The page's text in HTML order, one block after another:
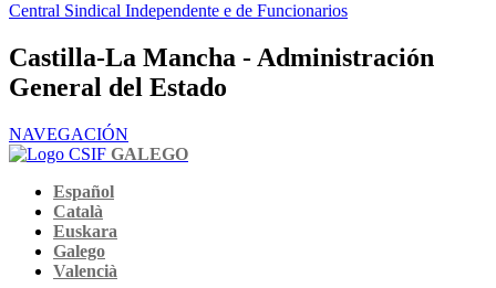
Central Sindical Independente e de Funcionarios
Castilla-La Mancha - Administración
General del Estado
NAVEGACIÓN
GALEGO
Español
Català
Euskara
Galego
Valencià